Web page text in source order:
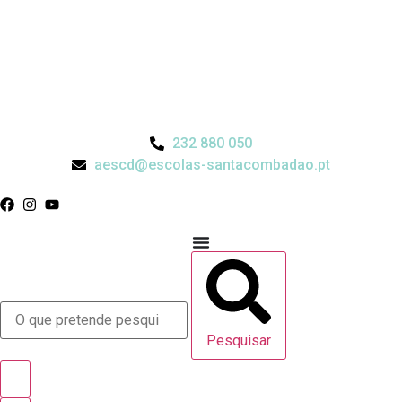
232 880 050
aescd@escolas-santacombadao.pt
Pesquisar